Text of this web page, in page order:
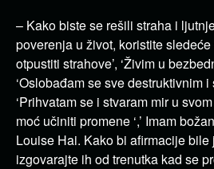
– Kako biste se rešili straha i
poverenja u život, koristite
otpustiti strahove’, ‘Živim u
‘Oslobađam se sve destruktivnim i
‘Prihvatam se i stvaram mir u svom
moć učiniti promene ‘,’ Imam
Louise Hai. Kako bi afirmacije bile
izgovarajte ih od trenutka kad se